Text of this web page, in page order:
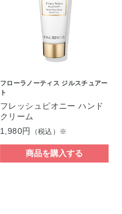
フローラノーティス ジルスチュアー
ト
フレッシュピオニー ハンド
クリーム
1,980円
（税込）※
商品を購入する